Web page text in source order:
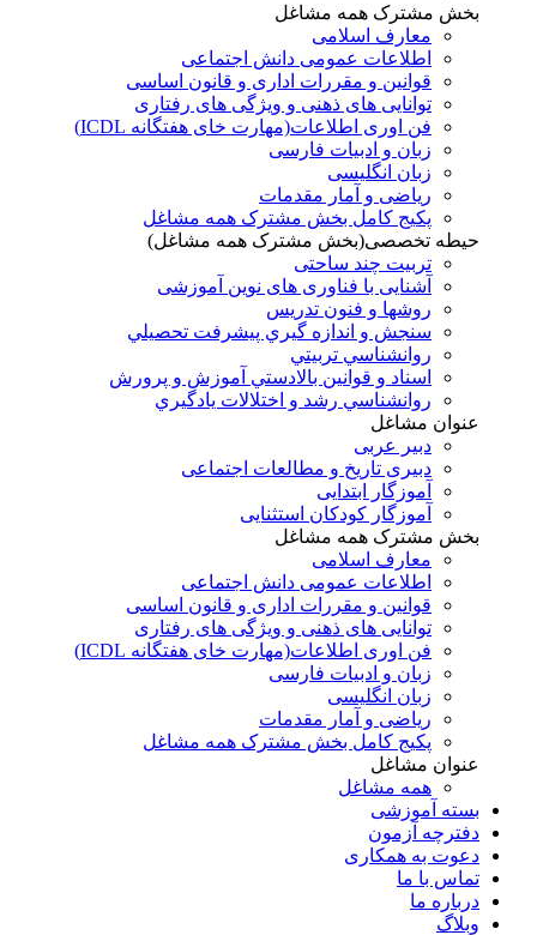
بخش مشترک همه مشاغل
معارف اسلامی
اطلاعات عمومی دانش اجتماعی
قوانین و مقررات اداری و قانون اساسی
توانایی های ذهنی و ویژگی های رفتاری
فن اوری اطلاعات(مهارت خای هفتگانه ICDL)
زبان و ادبیات فارسی
زبان انگلیسی
ریاضی و آمار مقدمات
پکیج کامل بخش مشترک همه مشاغل
حیطه تخصصی(بخش مشترک همه مشاغل)
تربیت چند ساحتی
آشنایی با فناوری های نوین آموزشی
روشها و فنون تدريس
سنجش و اندازه گيري پيشرفت تحصيلي
روانشناسي تربيتي
اسناد و قوانين بالادستي آموزش و پرورش
روانشناسي رشد و اختلالات يادگيري
عنوان مشاغل
دبير عربی
دبیری تاریخ و مطالعات اجتماعی
آموزگار ابتدایی
آموزگار کودکان استثنایی
بخش مشترک همه مشاغل
معارف اسلامی
اطلاعات عمومی دانش اجتماعی
قوانین و مقررات اداری و قانون اساسی
توانایی های ذهنی و ویژگی های رفتاری
فن اوری اطلاعات(مهارت خای هفتگانه ICDL)
زبان و ادبیات فارسی
زبان انگلیسی
ریاضی و آمار مقدمات
پکیج کامل بخش مشترک همه مشاغل
عنوان مشاغل
همه مشاغل
بسته آموزشی
دفترچه آزمون
دعوت به همکاری
تماس با ما
درباره ما
وبلاگ